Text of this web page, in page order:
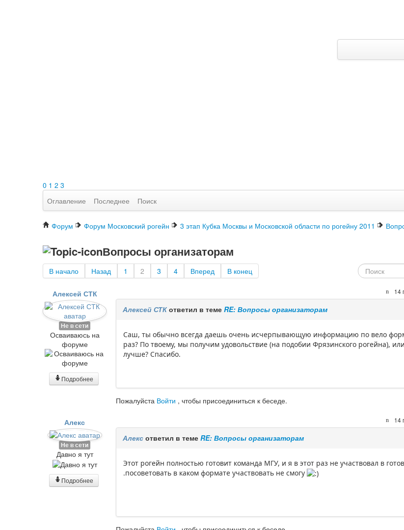
0 1 2 3
Оглавление
Последнее Поиск
Форум Форум Московский рогейн 3 этап Кубка Москвы и Московской области по рогейну 2011
Вопросы организаторам
В начало Назад 1 2 3 4 Вперед В конец
Алексей СТК
Не в сети
Осваиваюсь на
форуме
Подробнее
14
Алексей СТКответил в теме RE: Вопросы организаторам
Саш, ты обычно всегда даешь очень исчерпывающую информацию по вело
раз? По твоему, мы получим удовольствие (на подобии Фрязинского рогейна),
лучше? Спасибо.
Пожалуйста Войти , чтобы присоединиться к беседе.
Алекс
Не в сети
Давно я тут
Подробнее
14
Алексответил в теме RE: Вопросы организаторам
Этот рогейн полностью готовит команда МГУ, и я в этот раз не участвовал в
.посоветовать в каком формате участвовать не смогу